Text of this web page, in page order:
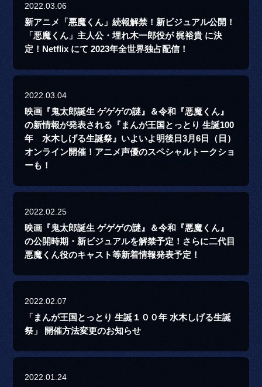
2022.03.06
新アニメ「悪魔くん」続報解禁！新ビジュアル公開！
「悪魔くん」主人公・埋れ木一郎役が 梶裕貴 に決
定！Netflix にて 2023年全世界独占配信！
2022.03.04
映画『鬼太郎誕生 ゲゲゲの謎』＆令和『悪魔くん』
の新情報が発表される『まんが王国とっとり 生誕100
年 水木しげる生誕祭』いよいよ明後日3月6日（日）
オンライン開催！アニメ声優のスペシャルトークショ
ーも！
2022.02.25
映画『鬼太郎誕生 ゲゲゲの謎』＆令和『悪魔くん』
の公開時期・新ビジュアルを解禁予定！さらに二代目
悪魔くん役のキャスト等新着情報発表予定！
2022.02.07
「まんが王国とっとり 生誕１００年 水木しげる生誕
祭」 開催方法変更のお知らせ
2022.01.24